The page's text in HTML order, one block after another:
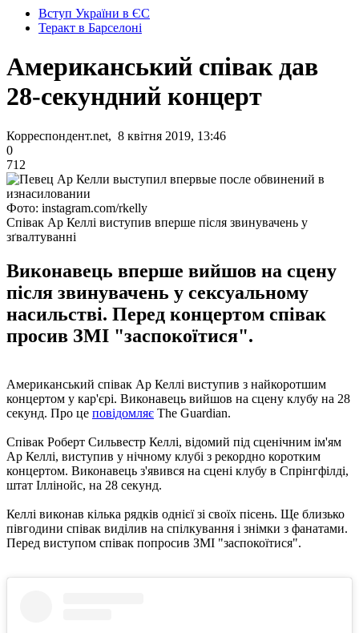
Вступ України в ЄС
Теракт в Барселоні
Американський співак дав
28-секундний концерт
Корреспондент.net, 8 квітня 2019, 13:46
0
712
Фото: instagram.com/rkelly
Співак Ар Келлі виступив вперше після звинувачень у
зґвалтуванні
Виконавець вперше вийшов на сцену
після звинувачень у сексуальному
насильстві. Перед концертом співак
просив ЗМІ "заспокоїтися".
Американський співак Ар Келлі виступив з найкоротшим
концертом у кар'єрі. Виконавець вийшов на сцену клубу на 28
секунд. Про це повідомляє The Guardian.
Співак Роберт Сильвестр Келлі, відомий під сценічним ім'ям
Ар Келлі, виступив у нічному клубі з рекордно коротким
концертом. Виконавець з'явився на сцені клубу в Спрінгфілді,
штат Іллінойс, на 28 секунд.
Келлі виконав кілька рядків однієї зі своїх пісень. Ще близько
півгодини співак виділив на спілкування і знімки з фанатами.
Перед виступом співак попросив ЗМІ "заспокоїтися".